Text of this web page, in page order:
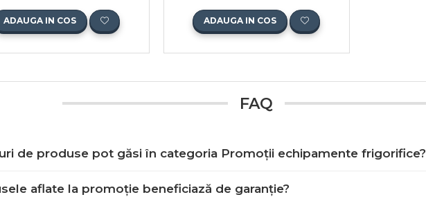
ADAUGA IN COS ADAUGA IN COS
FAQ
de produse pot găsi în categoria Promoții echipamente frigorifice?
aflate la promoție beneficiază de garanție?